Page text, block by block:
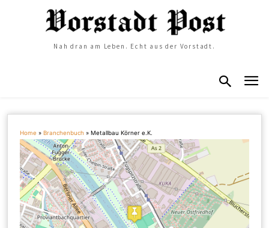
Nah dran am Leben. Echt aus der Vorstadt.
Home »Branchenbuch »Metallbau Körner e.K.